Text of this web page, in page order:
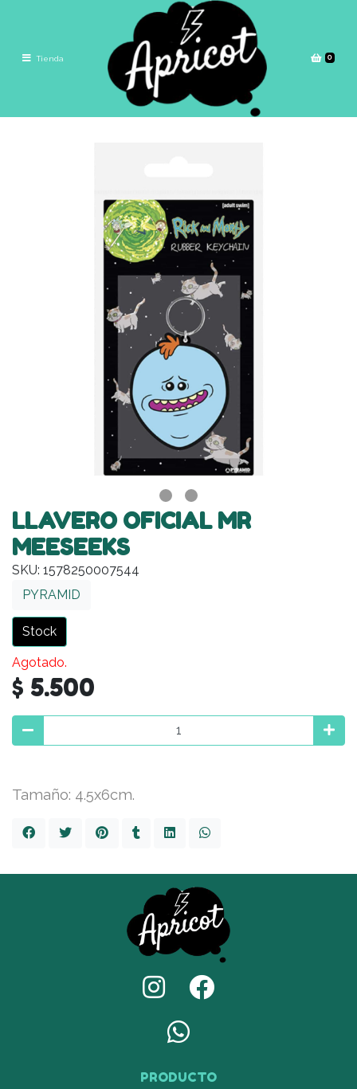
Tienda 0
LLAVERO OFICIAL MR
MEESEEKS
SKU: 1578250007544
PYRAMID
Stock
Agotado.
$ 5.500
Tamaño: 4.5x6cm.
PRODUCTO